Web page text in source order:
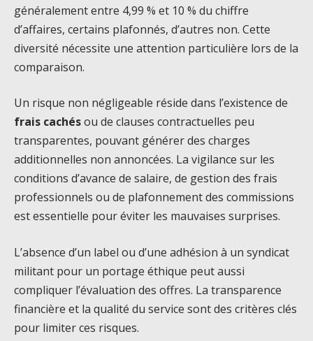
généralement entre 4,99 % et 10 % du chiffre
d’affaires, certains plafonnés, d’autres non. Cette
diversité nécessite une attention particulière lors de la
comparaison.
Un risque non négligeable réside dans l’existence de
frais cachésou de clauses contractuelles peu
transparentes, pouvant générer des charges
additionnelles non annoncées. La vigilance sur les
conditions d’avance de salaire, de gestion des frais
professionnels ou de plafonnement des commissions
est essentielle pour éviter les mauvaises surprises.
L’absence d’un label ou d’une adhésion à un syndicat
militant pour un portage éthique peut aussi
compliquer l’évaluation des offres. La transparence
financière et la qualité du service sont des critères clés
pour limiter ces risques.